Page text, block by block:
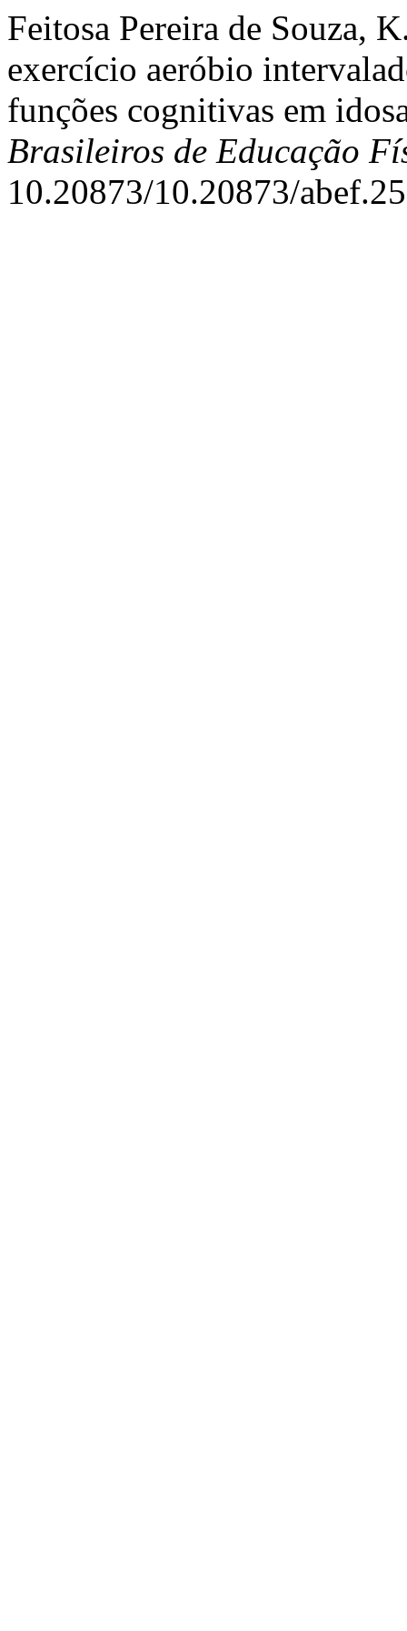
Feitosa Pereira de Souza,
exercício aeróbio
funções cognitivas em
Brasileiros de Educação
10.20873/10.20873/